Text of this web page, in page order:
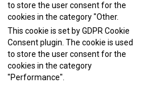
to store the user consent for the
cookies in the category "Other.
This cookie is set by GDPR Cookie
Consent plugin. The cookie is used
to store the user consent for the
cookies in the category
"Performance".